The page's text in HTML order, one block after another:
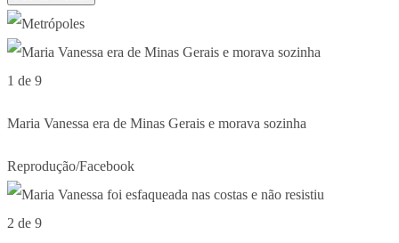
1 de 9
Maria Vanessa era de Minas Gerais e morava sozinha
Reprodução/Facebook
2 de 9